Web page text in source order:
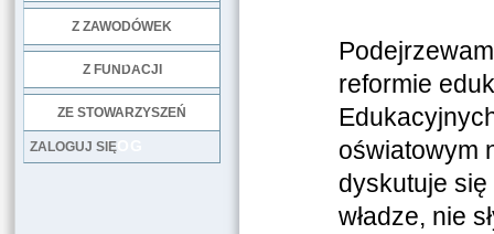
Z ZAWODÓWEK
Z FUNDACJI
ZE STOWARZYSZEŃ
LOG
ZALOGUJ SIĘ
reformie
oświatowym
dyskutuje się
władze, nie